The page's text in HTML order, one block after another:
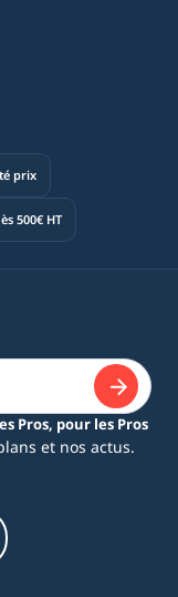
prix
500€ HT
Pros, pour les Pros
et nos actus.